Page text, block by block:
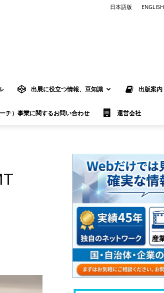
日本語版 ENGLISH
出展に役立つ情報、豆知識 出版案内
チ）事業に関するお問い合わせ 運営会社